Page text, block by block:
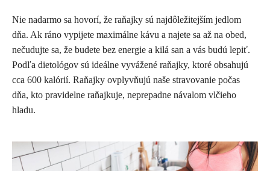
Nie nadarmo sa hovorí, že raňajky sú najdôležitejším jedlom
dňa. Ak ráno vypijete maximálne kávu a najete sa až na obed,
nečudujte sa, že budete bez energie a kilá san a vás budú lepiť.
Podľa dietológov sú ideálne vyvážené raňajky, ktoré obsahujú
cca 600 kalórií. Raňajky ovplyvňujú naše stravovanie počas
dňa, kto pravidelne raňajkuje, neprepadne návalom vlčieho
hladu.